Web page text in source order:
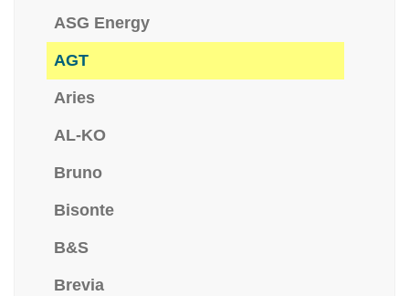
ASG Energy
AGT
Aries
AL-KO
Bruno
Bisonte
B&S
Brevia